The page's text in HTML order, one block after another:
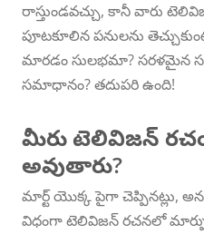
రాస్తుండవచ్చు, కానీ వారు
పూటకూలిన పనులను
మారడం సులభమా? సరళమైన
సమాధానం? తదుపరి ఉంది!
మీరు టెలివిజన్
అవుతారు?
మార్ట్ యొక్క పైగా చెప్పినట్లు,
విధంగా టెలివిజన్ రచనలో